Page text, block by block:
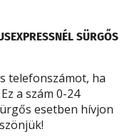
SÜRGŐS
telefonszámot, ha
a szám 0-24
esetben hívjon